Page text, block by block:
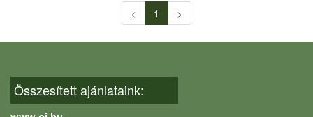
< 1 >
Összesített ajánlataink: